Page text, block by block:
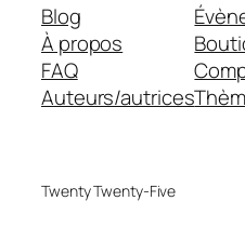
Blog
À propos
FAQ
Auteurs/autrices
Twenty Twenty-Five